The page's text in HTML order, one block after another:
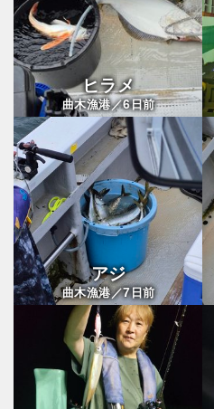
ヒラメ
曲木漁港／6日前
アジ
曲木漁港／7日前